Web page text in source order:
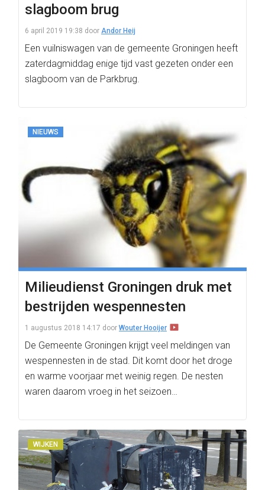
slagboom brug
6 april 2019 19:38 door Andor Heij
Een vuilniswagen van de gemeente Groningen heeft
zaterdagmiddag enige tijd vast gezeten onder een
slagboom van de Parkbrug.
NIEUWS
Milieudienst Groningen druk met
bestrijden wespennesten
1 augustus 2018 14:17 door Wouter Hooijer
De Gemeente Groningen krijgt veel meldingen van
wespennesten in de stad. Dit komt door het droge
en warme voorjaar met weinig regen. De nesten
waren daarom vroeg in het seizoen…
WIJKEN